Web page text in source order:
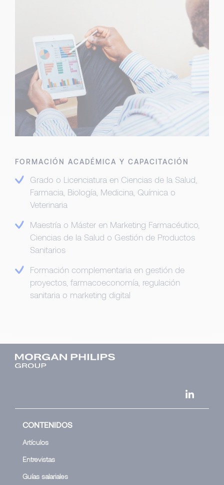
FORMACIÓN ACADÉMICA Y CAPACITACIÓN
Grado o Licenciatura en Ciencias de la Salud,
Farmacia, Biología, Medicina, Química o
Veterinaria
Maestría o Máster en Marketing Farmacéutico,
Ciencias de la Salud o Gestión de Productos
Sanitarios
Formación complementaria en gestión de
proyectos, farmacoeconomía, regulación
sanitaria o marketing digital
CONTENIDOS
Artículos
Entrevistas
Guías salariales